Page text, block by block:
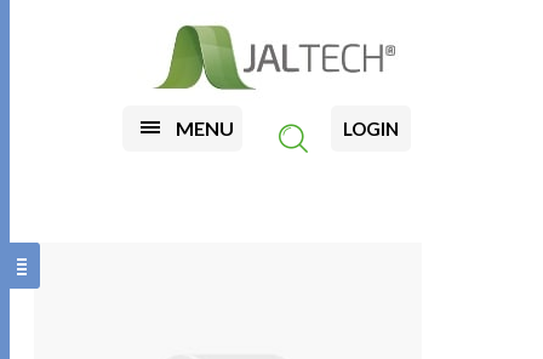
MENU LOGIN